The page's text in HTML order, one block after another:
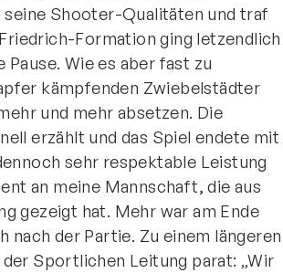
seine Shooter-Qualitäten und traf
Formation ging letzendlich
Pause. Wie es aber fast zu
kämpfenden Zwiebelstädter
und mehr absetzen. Die
erzählt und das Spiel endete mit
sehr respektable Leistung
an meine Mannschaft, die aus
gezeigt hat. Mehr war am Ende
der Partie. Zu einem längeren
Sportlichen Leitung parat: „Wir